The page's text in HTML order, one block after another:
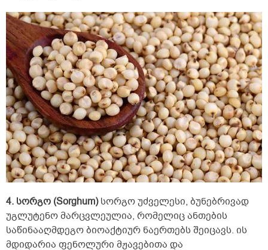
4. სორგო (Sorghum)სორგო უძველესი, ბუნებრივად
უგლუტენო მარცვლეულია, რომელიც ანთების
საწინააღმდეგო ბიოაქტიურ ნაერთებს შეიცავს. ის
მდიდარია ფენოლური მჟავებითა და